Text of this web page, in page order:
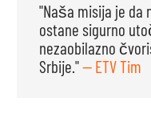
"Naša misija je da
ostane sigurno
nezaobilazno
Srbije."— ETV Tim